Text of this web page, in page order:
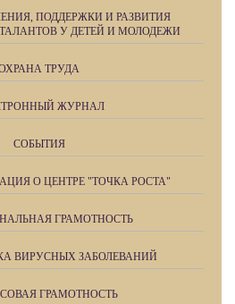
ПОДДЕРЖКИ И РАЗВИТИЯ
У ДЕТЕЙ И МОЛОДЕЖИ
ТРУДА
ЖУРНАЛ
СОБЫТИЯ
О ЦЕНТРЕ "ТОЧКА РОСТА"
ГРАМОТНОСТЬ
ВИРУСНЫХ ЗАБОЛЕВАНИЙ
ГРАМОТНОСТЬ